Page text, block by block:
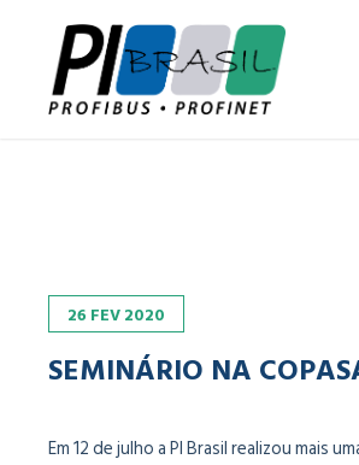
26 FEV2020
SEMINÁRIO NA
Em 12 de julho a PI Brasil realizou mais